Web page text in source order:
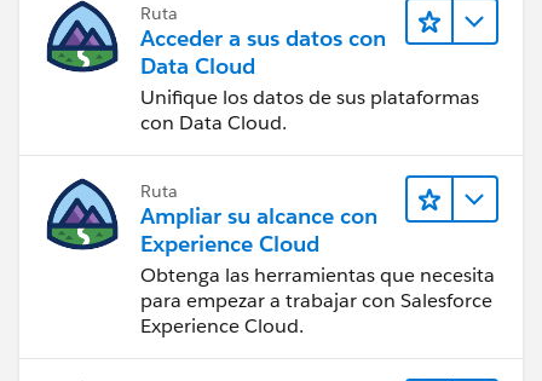
Ruta
Acceder a sus datos con
Data Cloud
Unifique los datos de sus plataformas
con Data Cloud.
Ruta
Ampliar su alcance con
Experience Cloud
Obtenga las herramientas que necesita
para empezar a trabajar con Salesforce
Experience Cloud.